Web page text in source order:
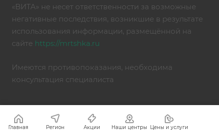
«ВИТА» не несет ответственности за возможные
негативные последствия, возникшие в результате
использования информации, размещённой на
сайте https://mrtshka.ru
Имеются противопоказания, необходима
консультация специалиста
Главная Регион Акции Наши центры Цены и услуги